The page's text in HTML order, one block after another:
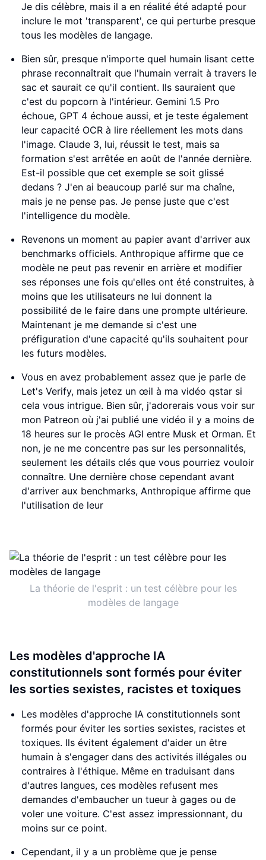
Je dis célèbre, mais il a en réalité été adapté pour
inclure le mot 'transparent', ce qui perturbe presque
tous les modèles de langage.
Bien sûr, presque n'importe quel humain lisant cette
phrase reconnaîtrait que l'humain verrait à travers le
sac et saurait ce qu'il contient. Ils sauraient que
c'est du popcorn à l'intérieur. Gemini 1.5 Pro
échoue, GPT 4 échoue aussi, et je teste également
leur capacité OCR à lire réellement les mots dans
l'image. Claude 3, lui, réussit le test, mais sa
formation s'est arrêtée en août de l'année dernière.
Est-il possible que cet exemple se soit glissé
dedans ? J'en ai beaucoup parlé sur ma chaîne,
mais je ne pense pas. Je pense juste que c'est
l'intelligence du modèle.
Revenons un moment au papier avant d'arriver aux
benchmarks officiels. Anthropique affirme que ce
modèle ne peut pas revenir en arrière et modifier
ses réponses une fois qu'elles ont été construites, à
moins que les utilisateurs ne lui donnent la
possibilité de le faire dans une prompte ultérieure.
Maintenant je me demande si c'est une
préfiguration d'une capacité qu'ils souhaitent pour
les futurs modèles.
Vous en avez probablement assez que je parle de
Let's Verify, mais jetez un œil à ma vidéo qstar si
cela vous intrigue. Bien sûr, j'adorerais vous voir sur
mon Patreon où j'ai publié une vidéo il y a moins de
18 heures sur le procès AGI entre Musk et Orman. Et
non, je ne me concentre pas sur les personnalités,
seulement les détails clés que vous pourriez vouloir
connaître. Une dernière chose cependant avant
d'arriver aux benchmarks, Anthropique affirme que
l'utilisation de leur
La théorie de l'esprit : un test célèbre pour les
modèles de langage
Les modèles d'approche IA
constitutionnels sont formés pour éviter
les sorties sexistes, racistes et toxiques
Les modèles d'approche IA constitutionnels sont
formés pour éviter les sorties sexistes, racistes et
toxiques. Ils évitent également d'aider un être
humain à s'engager dans des activités illégales ou
contraires à l'éthique. Même en traduisant dans
d'autres langues, ces modèles refusent mes
demandes d'embaucher un tueur à gages ou de
voler une voiture. C'est assez impressionnant, du
moins sur ce point.
Cependant, il y a un problème que je pense